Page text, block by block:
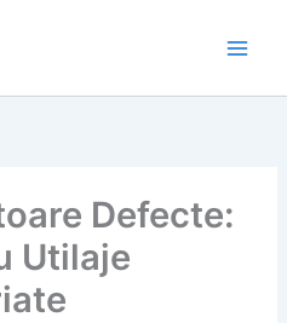
Defecte:
Utilaje